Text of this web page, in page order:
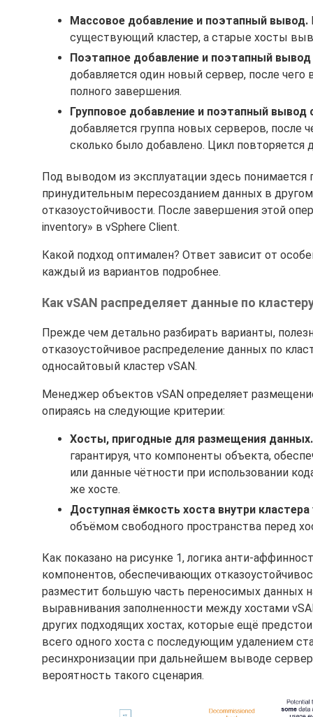
Массовое добавление и поэтапный вывод.
существующий кластер, а старые хосты
Поэтапное добавление и поэтапный
добавляется один новый сервер, после
полного завершения.
Групповое добавление и поэтапный вывод
добавляется группа новых серверов, после
сколько было добавлено. Цикл повторяется
Под выводом из эксплуатации здесь
принудительным пересозданием данных в
отказоустойчивости. После завершения этой
inventory» в vSphere Client.
Какой подход оптимален? Ответ зависит от
каждый из вариантов подробнее.
Как vSAN распределяет данные по
Прежде чем детально разбирать варианты,
отказоустойчивое распределение данных по
односайтовый кластер vSAN.
Менеджер объектов vSAN определяет
опираясь на следующие критерии:
Хосты, пригодные для размещения данных.
гарантируя, что компоненты объекта,
или данные чётности при использовании
же хосте.
Доступная ёмкость хоста внутри кластера
объёмом свободного пространства перед
Как показано на рисунке 1, логика анти-
компонентов, обеспечивающих
разместит большую часть переносимых данных
выравнивания заполненности между хостами
других подходящих хостах, которые ещё
всего одного хоста с последующим удалением
ресинхронизации при дальнейшем выводе
вероятность такого сценария.